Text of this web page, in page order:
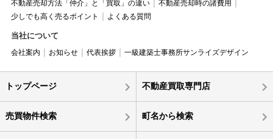
不動産売却方法「仲介」と「買取」の違い
不動産売却時の諸費用
少しでも高く売るポイント
よくある質問
当社について
会社案内 お知らせ 代表挨拶 一級建築士事務所サンライズデザイン
トップページ 不動産買取専門店
売買物件検索 町名から検索